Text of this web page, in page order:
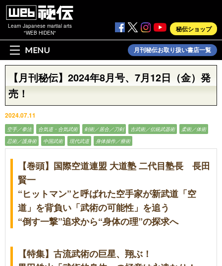
Learn Japanese martial arts
"WEB HIDEN"
秘伝ショップ
MENU 月刊秘伝お取り扱い書店一覧
【月刊秘伝】2024年8月号、7月12日（金）発
売！
2024.07.11
空手／拳法 合気道・合気武術 剣術／居合／刀剣 古武術／伝統武器術
柔術／体術
忍術／護身術
中国武術 現代武道 身体操作／療術
【巻頭】国際空道連盟 大道塾 二代目塾長 長田
賢一
“ヒットマン”と呼ばれた空手家が新武道「空
道」を背負い「武術の可能性」を追う
“倒す一撃”追求から“身体の理”の探求へ
【特集】古流武術の巨星、翔ぶ！